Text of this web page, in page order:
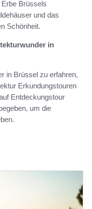
Brüssels
und das
Schönheit.
in
in Brüssel zu erfahren,
Erkundungstouren
Entdeckungstour
um die